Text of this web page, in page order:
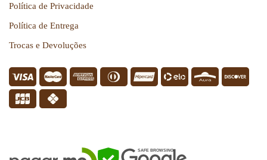
Política de Privacidade
Política de Entrega
Trocas e Devoluções
SAFE BROWSING